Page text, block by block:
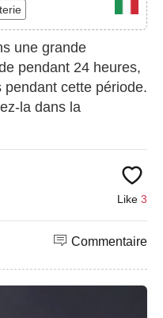
une grande
pendant 24 heures,
pendant cette période.
la dans la
Like 3
Commentaire